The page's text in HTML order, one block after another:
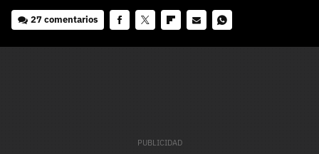
27 comentarios